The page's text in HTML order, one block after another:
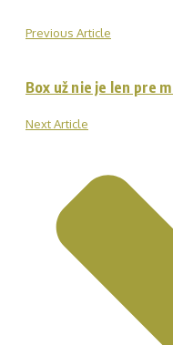
Previous Article
Box už nie je len pre
Next Article